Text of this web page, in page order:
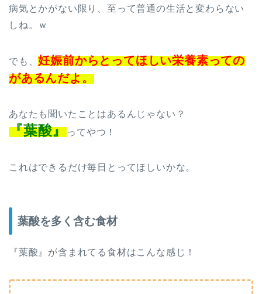
病気とかがない限り、至って普通の生活と変わらない
しね。ｗ
でも、妊娠前からとってほしい栄養素っての
があるんだよ。
あなたも聞いたことはあるんじゃない？
『葉酸』ってやつ！
これはできるだけ毎日とってほしいかな。
葉酸を多く含む食材
『葉酸』が含まれてる食材はこんな感じ！